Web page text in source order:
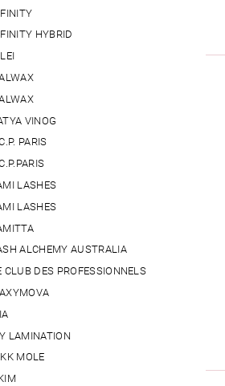
HYBRID
VINOG
PARIS
LASHES
LASHES
ALCHEMY AUSTRALIA
CLUB DES PROFESSIONNELS
LAMINATION
MOLE